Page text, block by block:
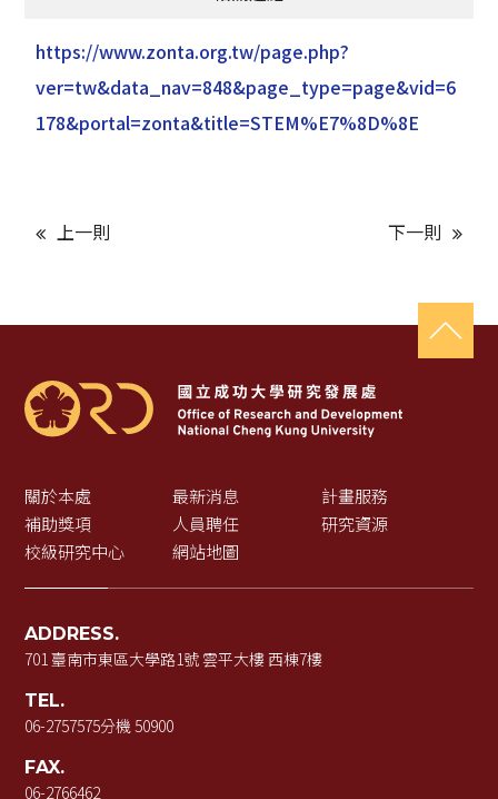
https://www.zonta.org.tw/page.php?
ver=tw&data_nav=848&page_type=page&vid=6
178&portal=zonta&title=STEM%E7%8D%8E
上一則 下一則
關於本處 最新消息
計畫服務
補助獎項
人員聘任
研究資源
校級研究中心
網站地圖
ADDRESS.
701 臺南市東區大學路1號 雲平大樓 西棟7樓
TEL.
06-2757575分機 50900
FAX.
06-2766462